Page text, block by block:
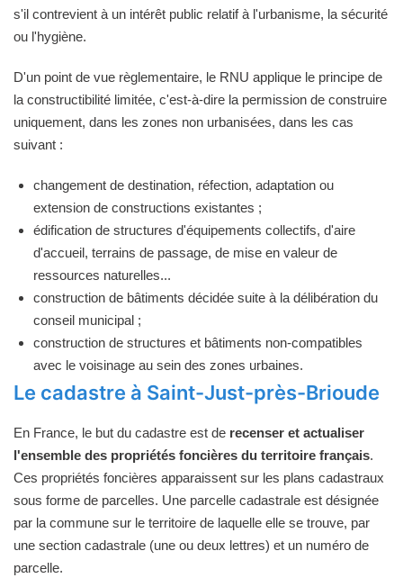
s'il contrevient à un intérêt public relatif à l'urbanisme, la sécurité
ou l'hygiène.
D'un point de vue règlementaire, le RNU applique le principe de
la constructibilité limitée, c'est-à-dire la permission de construire
uniquement, dans les zones non urbanisées, dans les cas
suivant :
changement de destination, réfection, adaptation ou
extension de constructions existantes ;
édification de structures d'équipements collectifs, d'aire
d'accueil, terrains de passage, de mise en valeur de
ressources naturelles...
construction de bâtiments décidée suite à la délibération du
conseil municipal ;
construction de structures et bâtiments non-compatibles
avec le voisinage au sein des zones urbaines.
Le cadastre à Saint-Just-près-Brioude
En France, le but du cadastre est de recenser et actualiser
l'ensemble des propriétés foncières du territoire français.
Ces propriétés foncières apparaissent sur les plans cadastraux
sous forme de parcelles. Une parcelle cadastrale est désignée
par la commune sur le territoire de laquelle elle se trouve, par
une section cadastrale (une ou deux lettres) et un numéro de
parcelle.